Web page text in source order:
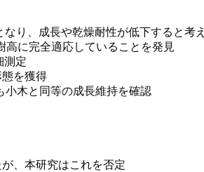
り、成長や乾燥耐性が低下すると考
高に完全適応していることを発見
測定
を獲得
小木と同等の成長維持を確認
、本研究はこれを否定